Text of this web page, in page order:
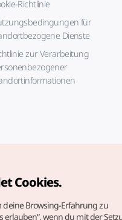
Richtlinie
für
Dienste
zur Verarbeitung
Cookies.
deine Browsing-Erfahrung zu
erlauben“, wenn du mit der